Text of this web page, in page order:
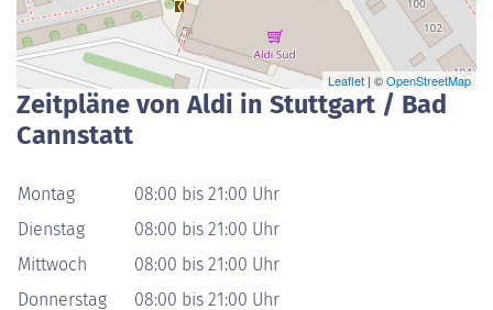
Leaflet | ©OpenStreetMap
Zeitpläne von Aldi in Stuttgart / Bad
Cannstatt
Montag
08:00 bis 21:00 Uhr
Dienstag
08:00 bis 21:00 Uhr
Mittwoch
08:00 bis 21:00 Uhr
Donnerstag
08:00 bis 21:00 Uhr